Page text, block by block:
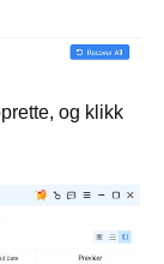
og klikk